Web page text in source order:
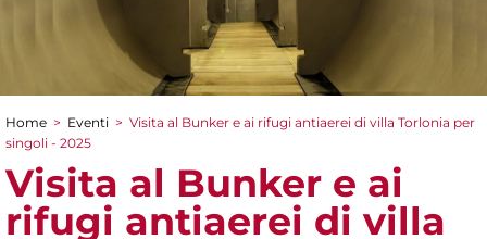
Tu sei qui
Home > Eventi > Visita al Bunker e ai rifugi antiaerei di villa Torlonia per
singoli - 2025
Visita al Bunker e ai
rifugi antiaerei di villa